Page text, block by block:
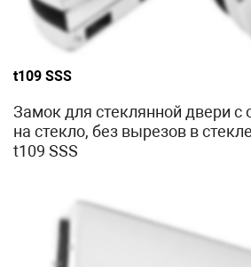
t109 SSS
Замок для стеклянной двери с
на стекло, без вырезов в
t109 SSS